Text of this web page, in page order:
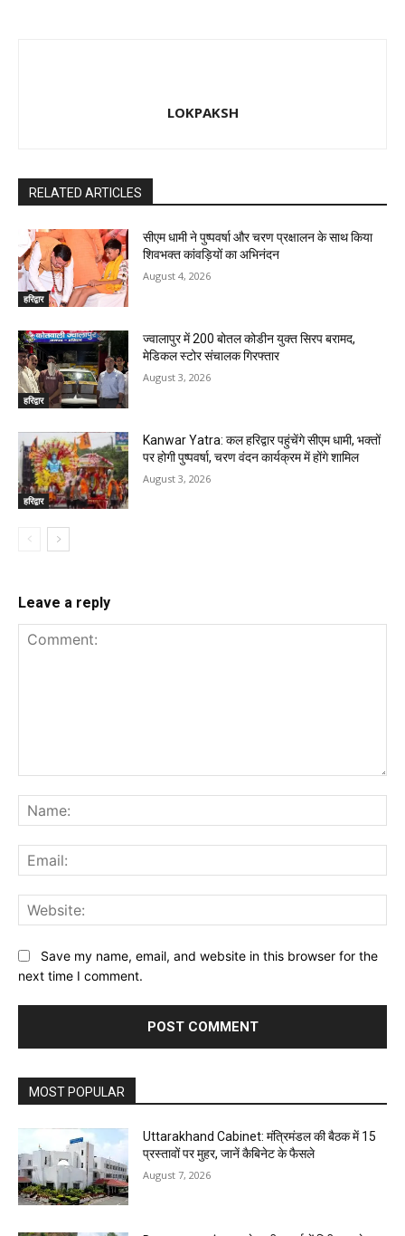
LOKPAKSH
RELATED ARTICLES
हरिद्वार
सीएम धामी ने पुष्पवर्षा और चरण प्रक्षालन के साथ किया
शिवभक्त कांवड़ियों का अभिनंदन
August 4, 2026
हरिद्वार
ज्वालापुर में 200 बोतल कोडीन युक्त सिरप बरामद,
मेडिकल स्टोर संचालक गिरफ्तार
August 3, 2026
हरिद्वार
Kanwar Yatra: कल हरिद्वार पहुंचेंगे सीएम धामी, भक्तों
पर होगी पुष्पवर्षा, चरण वंदन कार्यक्रम में होंगे शामिल
August 3, 2026
Leave a reply
Save my name, email, and website in this browser for the
next time I comment.
MOST POPULAR
Uttarakhand Cabinet: मंत्रिमंडल की बैठक में 15
प्रस्तावों पर मुहर, जानें कैबिनेट के फैसले
August 7, 2026